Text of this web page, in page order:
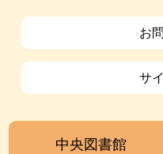
お
サ
中央図書館